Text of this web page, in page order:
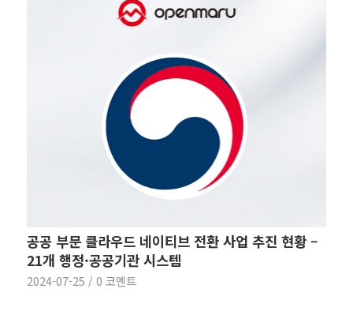
공공 부문 클라우드 네이티브 전환 사업 추진 현황 –
21개 행정·공공기관 시스템
2024-07-25 / 0 코멘트